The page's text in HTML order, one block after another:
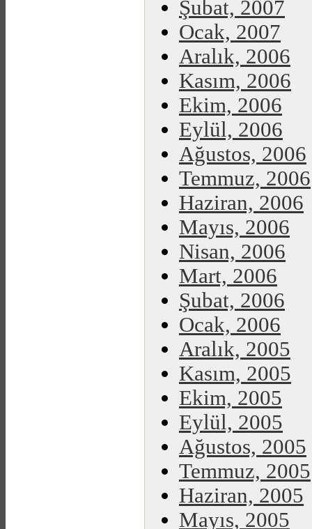
Şubat, 2007
Ocak, 2007
Aralık, 2006
Kasım, 2006
Ekim, 2006
Eylül, 2006
Ağustos, 2006
Temmuz, 2006
Haziran, 2006
Mayıs, 2006
Nisan, 2006
Mart, 2006
Şubat, 2006
Ocak, 2006
Aralık, 2005
Kasım, 2005
Ekim, 2005
Eylül, 2005
Ağustos, 2005
Temmuz, 2005
Haziran, 2005
Mayıs, 2005